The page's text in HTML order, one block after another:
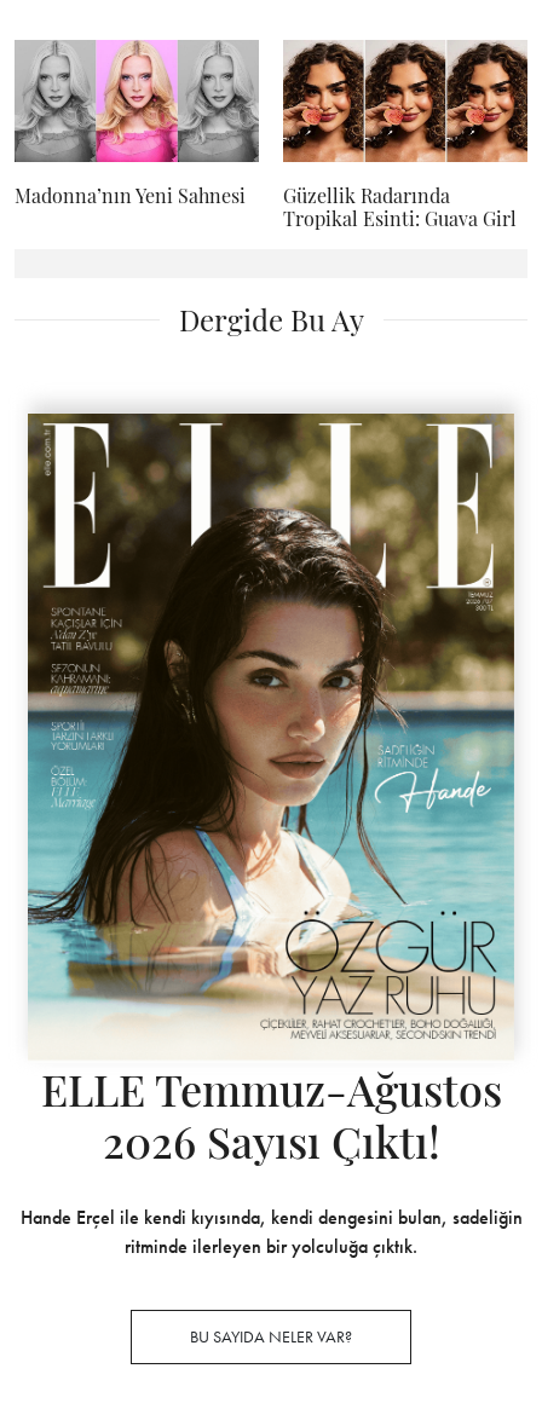
Madonna’nın Yeni Sahnesi
Güzellik Radarında
Tropikal Esinti: Guava Girl
Dergide Bu Ay
ELLE Temmuz-Ağustos
2026 Sayısı Çıktı!
Hande Erçel ile kendi kıyısında, kendi dengesini bulan, sadeliğin
ritminde ilerleyen bir yolculuğa çıktık.
BU SAYIDA NELER VAR?